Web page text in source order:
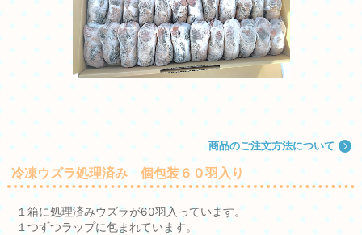
商品のご注文方法について
冷凍ウズラ処理済み 個包装６０羽入り
１箱に処理済みウズラが60羽入っています。
１つずつラップに包まれています。